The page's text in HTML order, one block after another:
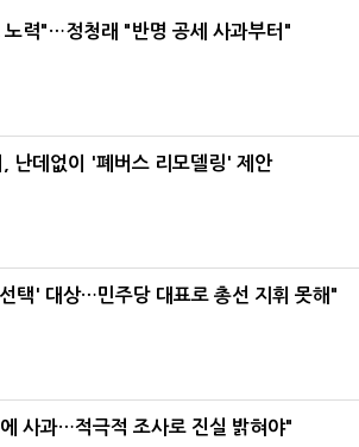
노력"…정청래 "반명 공세 사과부터"
난데없이 '폐버스 리모델링' 제안
택' 대상…민주당 대표로 총선 지휘 못해"
사과…적극적 조사로 진실 밝혀야"